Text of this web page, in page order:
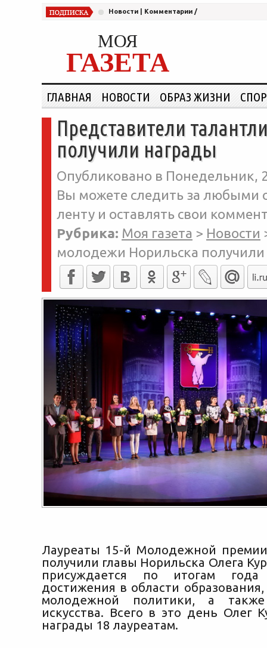
Новости Комментарии /
МОЯ
ГАЗЕТА
ГЛАВНАЯ НОВОСТИ ОБРАЗ ЖИЗНИ
Представители
получили награды
Опубликовано в Понедельник,
Вы можете следить за любыми
ленту и оставлять свои
Рубрика: Моя газета > Новости
молодежи Норильска
Лауреаты 15-й Молодежной
получили главы Норильска Олега
присуждается по итогам
достижения в области образования,
молодежной политики, а
искусства. Всего в это день Олег
награды 18 лауреатам.